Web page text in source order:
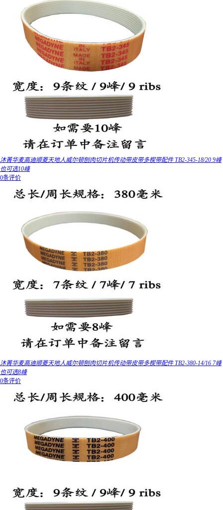
沐菁华麦高迪顺菱天地人威尔顿刨肉切片机传动带皮带多楔带配件 TB2-345-18/20 9峰
也可选10峰
0条评价
沐菁华麦高迪顺菱天地人威尔顿刨肉切片机传动带皮带多楔带配件 TB2-380-14/16 7峰
也可选8峰
0条评价